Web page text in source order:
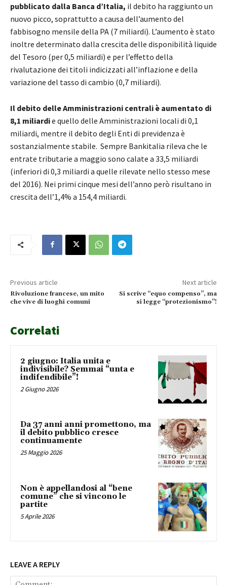
pubblicato dalla Banca d’Italia, il debito ha raggiunto un
nuovo picco, soprattutto a causa dell’aumento del
fabbisogno mensile della PA (7 miliardi). L’aumento è stato
inoltre determinato dalla crescita delle disponibilità liquide
del Tesoro (per 0,5 miliardi) e per l’effetto della
rivalutazione dei titoli indicizzati all’inflazione e della
variazione del tasso di cambio (0,7 miliardi).
Il debito delle Amministrazioni centrali è aumentato di
8,1 miliardie quello delle Amministrazioni locali di 0,1
miliardi, mentre il debito degli Enti di previdenza è
sostanzialmente stabile. Sempre Bankitalia rileva che le
entrate tributarie a maggio sono calate a 33,5 miliardi
(inferiori di 0,3 miliardi a quelle rilevate nello stesso mese
del 2016). Nei primi cinque mesi dell’anno però risultano in
crescita dell’1,4% a 154,4 miliardi.
Previous article
Rivoluzione francese, un mito
che vive di luoghi comuni
Next article
Si scrive “equo compenso”, ma
si legge “protezionismo”!
Correlati
2 giugno: Italia unita e
indivisibile? Semmai “unta e
indifendibile”!
2 Giugno 2026
Da 37 anni anni promettono, ma
il debito pubblico cresce
continuamente
25 Maggio 2026
Non è appellandosi al “bene
comune” che si vincono le
partite
5 Aprile 2026
LEAVE A REPLY